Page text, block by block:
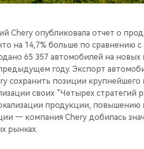
Chery опубликовала отчет о
на 14,7% больше по сравнению
65 357 автомобилей на новых
году. Экспорт
сохранить позиции крупнейшего
своих “Четырех
продукции,
— компания Chery добилась
рынках.